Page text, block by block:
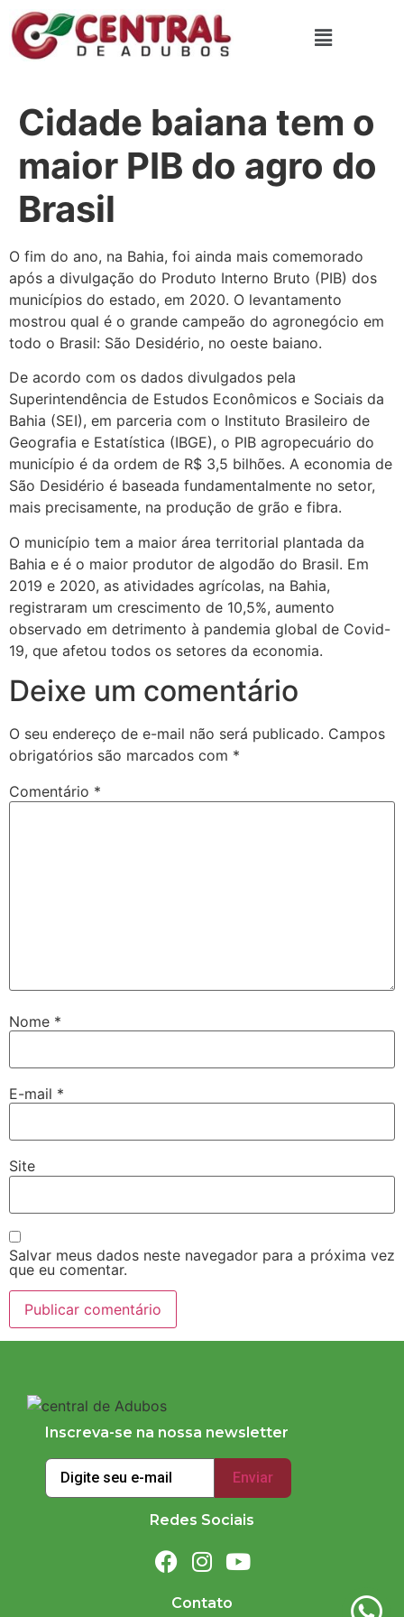
Cidade baiana tem o
maior PIB do agro do
Brasil
O fim do ano, na Bahia, foi ainda mais comemorado
após a divulgação do Produto Interno Bruto (PIB) dos
municípios do estado, em 2020. O levantamento
mostrou qual é o grande campeão do agronegócio em
todo o Brasil: São Desidério, no oeste baiano.
De acordo com os dados divulgados pela
Superintendência de Estudos Econômicos e Sociais da
Bahia (SEI), em parceria com o Instituto Brasileiro de
Geografia e Estatística (IBGE), o PIB agropecuário do
município é da ordem de R$ 3,5 bilhões. A economia de
São Desidério é baseada fundamentalmente no setor,
mais precisamente, na produção de grão e fibra.
O município tem a maior área territorial plantada da
Bahia e é o maior produtor de algodão do Brasil. Em
2019 e 2020, as atividades agrícolas, na Bahia,
registraram um crescimento de 10,5%, aumento
observado em detrimento à pandemia global de Covid-
19, que afetou todos os setores da economia.
Deixe um comentário
O seu endereço de e-mail não será publicado. Campos
obrigatórios são marcados com *
Comentário *
Nome *
E-mail *
Site
Salvar meus dados neste navegador para a próxima vez
que eu comentar.
Inscreva-se na nossa newsletter
Redes Sociais
Contato